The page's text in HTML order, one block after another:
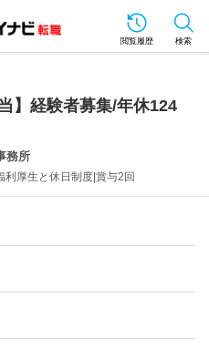
閲覧履歴 検索
】経験者募集/年休124
務所
利厚生と休日制度|賞与2回